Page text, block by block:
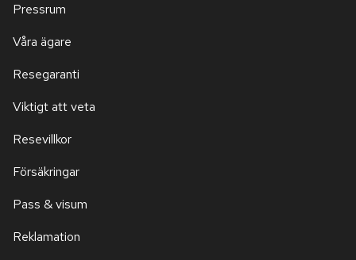
Pressrum
Våra ägare
Resegaranti
Viktigt att veta
Resevillkor
Försäkringar
Pass & visum
Reklamation